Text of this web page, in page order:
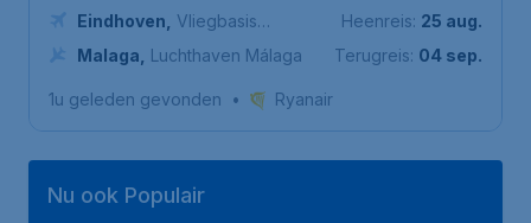
Eindhoven
Vliegbasis
Eindhoven
Malaga Luchthaven Málaga
Heenreis: 25 aug.
Terugreis: 04 sep.
1u geleden gevonden • Ryanair
Nu ook Populair